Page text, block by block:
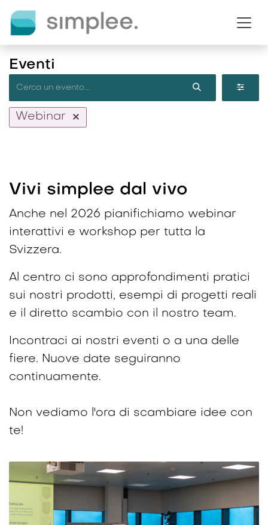
Eventi
Webinar
Vivi simplee dal vivo
Anche nel 2026 pianifichiamo webinar
interattivi e workshop per tutta la
Svizzera.
Al centro ci sono approfondimenti pratici
sui nostri prodotti, esempi di progetti reali
e il diretto scambio con il nostro team.
Incontraci ai nostri eventi o a una delle
fiere. Nuove date seguiranno
continuamente.
Non vediamo l'ora di scambiare idee con
te!